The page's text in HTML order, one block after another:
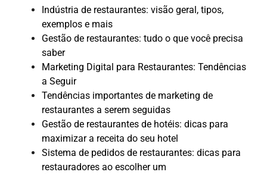
Indústria de restaurantes: visão geral, tipos,
exemplos e mais
Gestão de restaurantes: tudo o que você precisa
saber
Marketing Digital para Restaurantes: Tendências
a Seguir
Tendências importantes de marketing de
restaurantes a serem seguidas
Gestão de restaurantes de hotéis: dicas para
maximizar a receita do seu hotel
Sistema de pedidos de restaurantes: dicas para
restauradores ao escolher um